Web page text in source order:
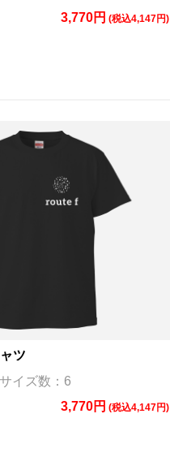
3,770円 (税込4,147円)
ツ
イズ数：6
3,770円 (税込4,147円)